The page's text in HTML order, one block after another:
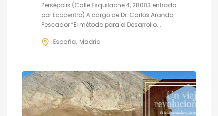
Persépolis (Calle Esquilache 4, 28003 entrada
por Ecocentro) A cargo de Dr. Carlos Aranda
Pescador “El método para el Desarrollo...
España Madrid